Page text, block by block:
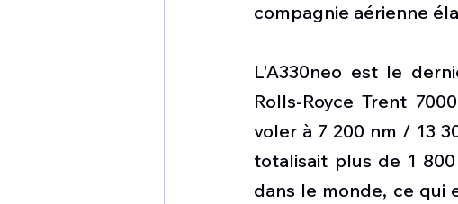
compagnie aérienne
L'A330neo est le
Rolls-Royce Trent
voler à 7 200 nm / 13
totalisait plus de 1
dans le monde, ce qui